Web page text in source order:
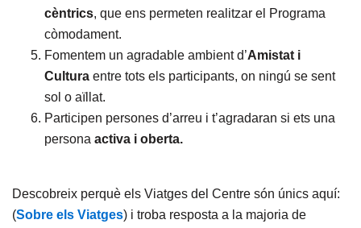
cèntrics, que ens permeten realitzar el Programa
còmodament.
Fomentem un agradable ambient d’Amistat i
Cultura entre tots els participants, on ningú se sent
sol o aïllat.
Participen persones d’arreu i t’agradaran si ets una
persona activa i oberta.
Descobreix perquè els Viatges del Centre són únics aquí:
(Sobre els Viatges) i troba resposta a la majoria de